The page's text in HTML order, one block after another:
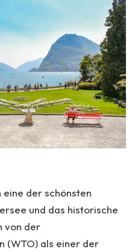
eine der schönsten
und das historische
von der
(WTO) als einer der